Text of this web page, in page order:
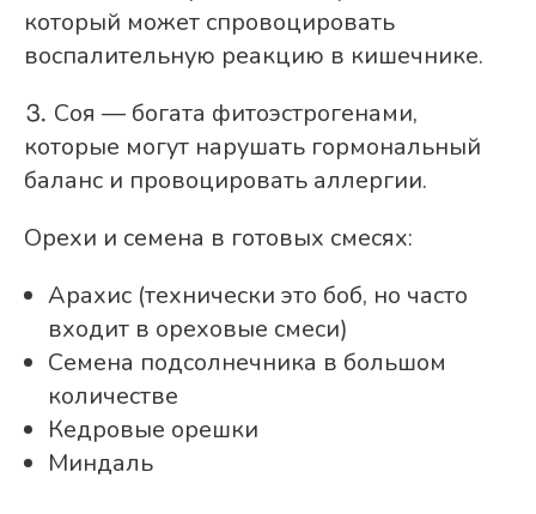
который может спровоцировать
воспалительную реакцию в кишечнике.
⒊ Соя — богата фитоэстрогенами,
которые могут нарушать гормональный
баланс и провоцировать аллергии.
Орехи и семена в готовых смесях:
Арахис (технически это боб, но часто
входит в ореховые смеси)
Семена подсолнечника в большом
количестве
Кедровые орешки
Миндаль